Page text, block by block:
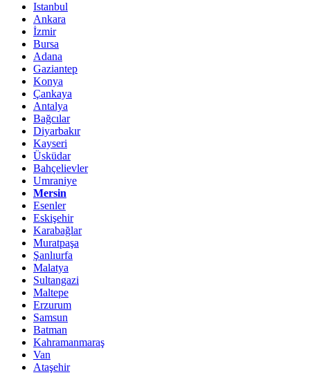
Istanbul
Ankara
İzmir
Bursa
Adana
Gaziantep
Konya
Çankaya
Antalya
Bağcılar
Diyarbakır
Kayseri
Üsküdar
Bahçelievler
Umraniye
Mersin
Esenler
Eskişehir
Karabağlar
Muratpaşa
Şanlıurfa
Malatya
Sultangazi
Maltepe
Erzurum
Samsun
Batman
Kahramanmaraş
Van
Ataşehir